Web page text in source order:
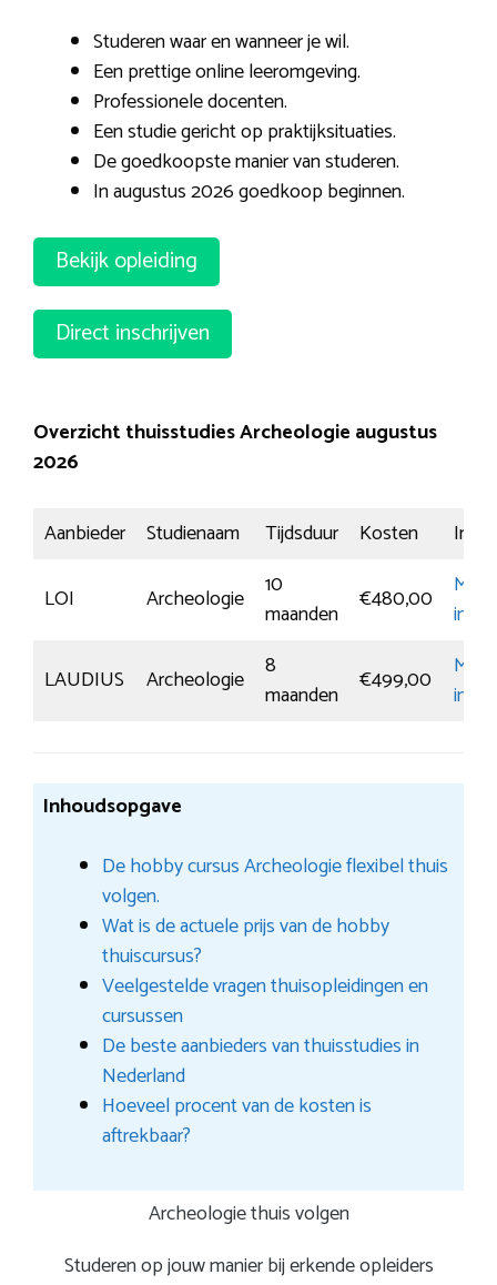
Studeren waar en wanneer je wil.
Een prettige online leeromgeving.
Professionele docenten.
Een studie gericht op praktijksituaties.
De goedkoopste manier van studeren.
In augustus 2026 goedkoop beginnen.
Bekijk opleiding
Direct inschrijven
Overzicht thuisstudies Archeologie augustus
2026
Aanbieder Studienaam Tijdsduur Kosten
LOI
Archeologie
10
maanden
€480,00
Meer
LAUDIUS
Archeologie
8
maanden
€499,00
Meer
Inhoudsopgave
De hobby cursus Archeologie flexibel thuis
volgen.
Wat is de actuele prijs van de hobby
thuiscursus?
Veelgestelde vragen thuisopleidingen en
cursussen
De beste aanbieders van thuisstudies in
Nederland
Hoeveel procent van de kosten is
aftrekbaar?
Archeologie thuis volgen
Studeren op jouw manier bij erkende opleiders